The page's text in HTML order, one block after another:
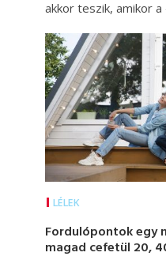
akkor teszik, amikor
LÉLEK
Fordulópontok egy
magad cefetül 20,